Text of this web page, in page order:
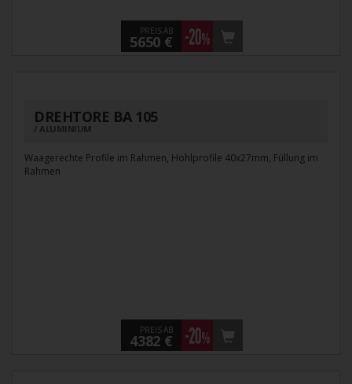
PREIS AB
5650 €
DREHTORE BA 105
ALUMINIUM
Waagerechte Profile im Rahmen, Hohlprofile 40x27mm, Füllung im
Rahmen
PREIS AB
4382 €